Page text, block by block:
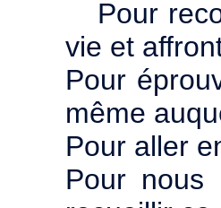
Pour
vie et
Pour
même
Pour aller
Pour nous